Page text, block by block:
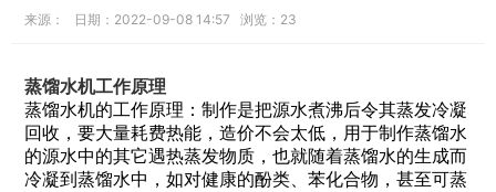
来源： 日期：2022-09-08 14:57 浏览：23
蒸馏水机工作原理
蒸馏水机的工作原理：制作是把源水煮沸后令其蒸发冷凝
回收，要大量耗费热能，造价不会太低，用于制作蒸馏水
的源水中的其它遇热蒸发物质，也就随着蒸馏水的生成而
冷凝到蒸馏水中，如对健康的酚类、苯化合物，甚至可蒸